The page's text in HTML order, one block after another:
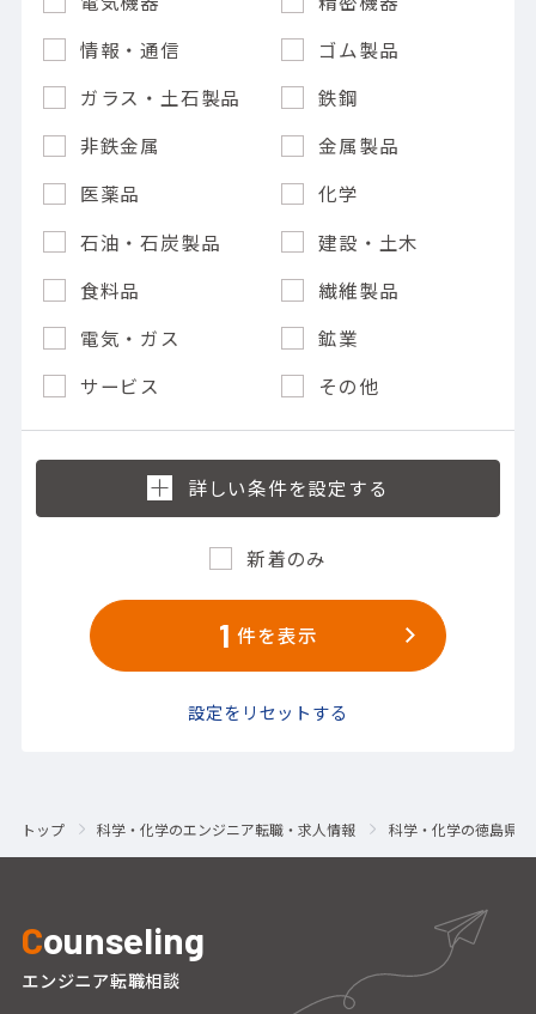
情報・通信
ゴム製品
ガラス・土石製品
鉄鋼
非鉄金属
金属製品
医薬品
化学
石油・石炭製品
建設・土木
食料品
繊維製品
電気・ガス
鉱業
サービス
その他
新着のみ
1 件を表示
設定をリセットする
トップ 科学・化学のエンジニア転職・求人情報 科学・化学の徳島県
Counseling
エンジニア転職相談